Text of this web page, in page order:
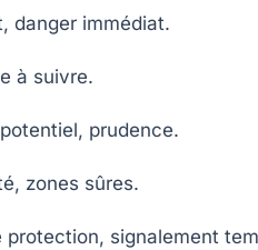
danger immédiat.
à suivre.
prudence.
zones sûres.
protection, signalement